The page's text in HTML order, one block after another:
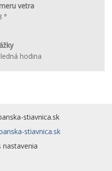
vetra
°
hodina
stiavnica.sk
stiavnica.sk
nastavenia